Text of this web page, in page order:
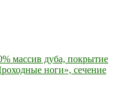
массив дуба, покрытие
ноги», сечение